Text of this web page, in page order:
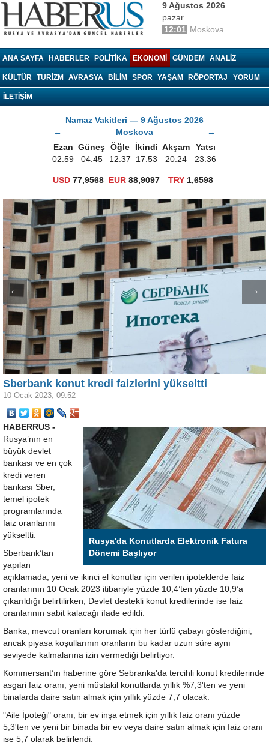
9 Ağustos 2026
pazar
12:01 Moskova
ANA SAYFA HABERLER POLITIKA EKONOMI GÜNDEM ANALIZ
KÜLTÜR TURIZM AVRASYA BILIM SPOR YAŞAM RÖPORTAJ YORUM
İLETİŞİM
Namaz Vakitleri — 9 Ağustos 2026
←
Moskova
→
Ezan Güneş Öğle İkindi Akşam
Yatsı
02:59
04:45 12:37 17:53 20:24 23:36
USD 77,9568 EUR 88,9097 TRY1,6598
← →
Sberbank konut kredi faizlerini yükseltti
10 Ocak 2023, 09:52
Rusya'da Konutlarda Elektronik Fatura
Dönemi Başlıyor
HABERRUS -
Rusya’nın en
büyük devlet
bankası ve en çok
kredi veren
bankası Sber,
temel ipotek
programlarında
faiz oranlarını
yükseltti.
Sberbank’tan
yapılan
açıklamada, yeni ve ikinci el konutlar için verilen ipoteklerde faiz
oranlarının 10 Ocak 2023 itibariyle yüzde 10,4’ten yüzde 10,9’a
çıkarıldığı belirtilirken, Devlet destekli konut kredilerinde ise faiz
oranlarının sabit kalacağı ifade edildi.
Banka, mevcut oranları korumak için her türlü çabayı gösterdiğini,
ancak piyasa koşullarının oranların bu kadar uzun süre aynı
seviyede kalmalarına izin vermediği belirtiyor.
Kommersant’ın haberine göre Sebranka'da tercihli konut kredilerinde
asgari faiz oranı, yeni müstakil konutlarda yıllık %7,3'ten ve yeni
binalarda daire satın almak için yıllık yüzde 7,7 olacak.
"Aile İpoteği" oranı, bir ev inşa etmek için yıllık faiz oranı yüzde
5,3'ten ve yeni bir binada bir ev veya daire satın almak için faiz oranı
ise 5,7 olarak belirlendi.